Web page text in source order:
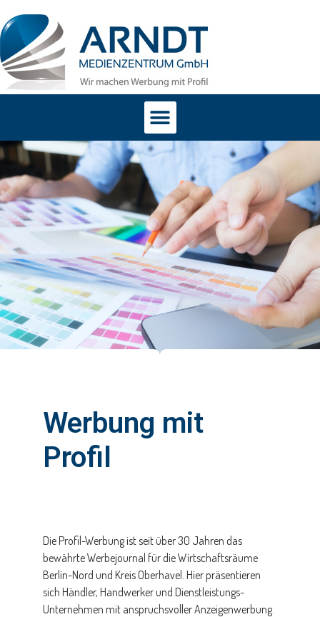
Werbung mit
Profil
Die Profil-Werbung ist seit über 30 Jahren das
bewährte Werbejournal für die Wirtschaftsräume
Berlin-Nord und Kreis Oberhavel. Hier präsentieren
sich Händler, Handwerker und Dienstleistungs-
Unternehmen mit anspruchsvoller Anzeigenwerbung.